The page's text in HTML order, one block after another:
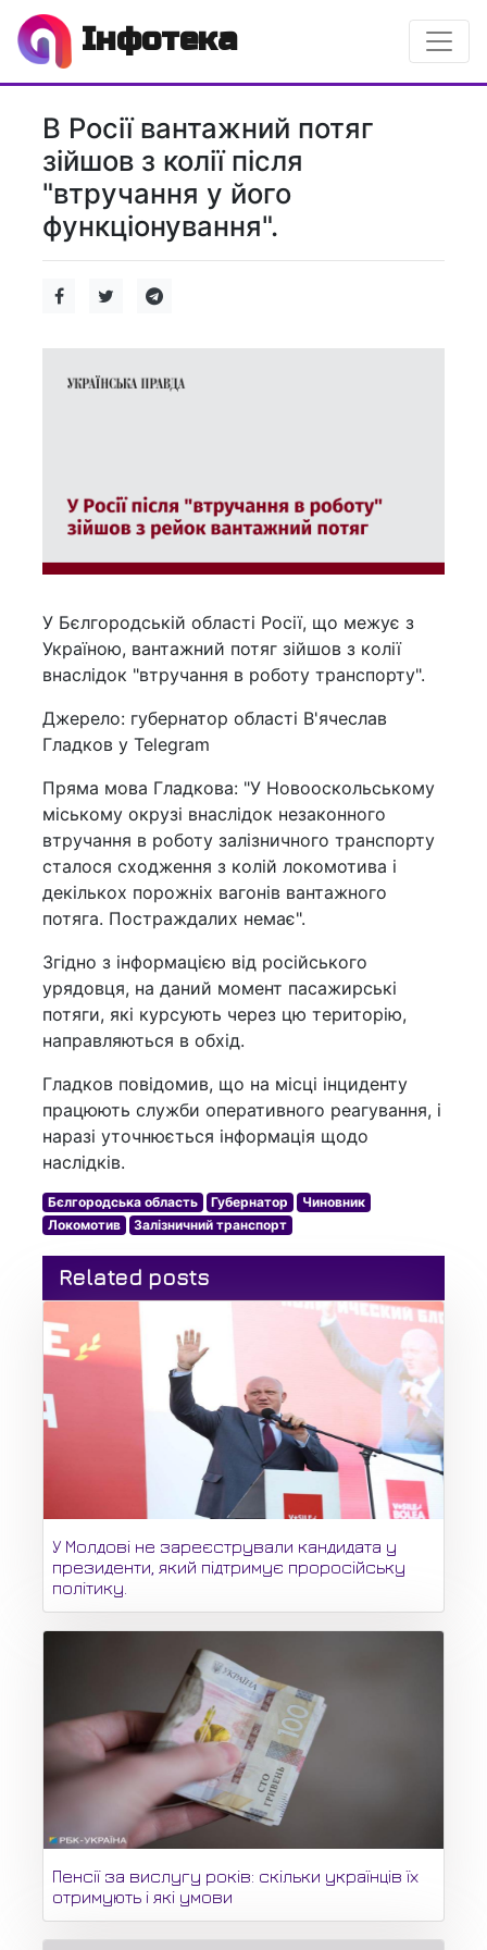
Інфотека
В Росії вантажний потяг
зійшов з колії після
"втручання у його
функціонування".
У Бєлгородській області Росії, що межує з
Україною, вантажний потяг зійшов з колії
внаслідок "втручання в роботу транспорту".
Джерело: губернатор області В'ячеслав
Гладков у Telegram
Пряма мова Гладкова: "У Новооскольському
міському окрузі внаслідок незаконного
втручання в роботу залізничного транспорту
сталося сходження з колій локомотива і
декількох порожніх вагонів вантажного
потяга. Постраждалих немає".
Згідно з інформацією від російського
урядовця, на даний момент пасажирські
потяги, які курсують через цю територію,
направляються в обхід.
Гладков повідомив, що на місці інциденту
працюють служби оперативного реагування, і
наразі уточнюється інформація щодо
наслідків.
Бєлгородська область Губернатор
Чиновник
Локомотив
Залізничний транспорт
Related posts
У Молдові не зареєстрували кандидата у
президенти, який підтримує проросійську
політику.
Пенсії за вислугу років: скільки українців їх
отримують і які умови